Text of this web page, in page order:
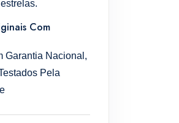
Com
Garantia Nacional,
Pela